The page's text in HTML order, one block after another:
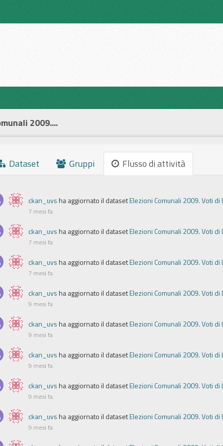
2009....
Dataset Gruppi Flusso di attività
ckan_uvsha aggiornato il datasetElezioni Comunali 2009. Voti di
7 mesi fa
ckan_uvsha aggiornato il datasetElezioni Comunali 2009. Voti di
7 mesi fa
ckan_uvsha aggiornato il datasetElezioni Comunali 2009. Voti di
7 mesi fa
ckan_uvsha aggiornato il datasetElezioni Comunali 2009. Voti di
9 mesi fa
ckan_uvsha aggiornato il datasetElezioni Comunali 2009. Voti di
9 mesi fa
ckan_uvsha aggiornato il datasetElezioni Comunali 2009. Voti di
9 mesi fa
ckan_uvsha aggiornato il datasetElezioni Comunali 2009. Voti di
9 mesi fa
ckan_uvsha aggiornato il datasetElezioni Comunali 2009. Voti di
9 mesi fa